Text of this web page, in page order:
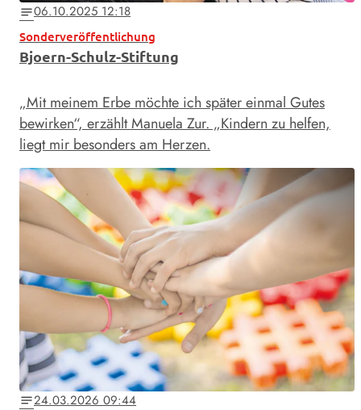
notes06.10.2025 12:18
Sonderveröffentlichung
Bjoern-Schulz-Stiftung
„Mit meinem Erbe möchte ich später einmal Gutes
bewirken“, erzählt Manuela Zur. „Kindern zu helfen,
liegt mir besonders am Herzen.
notes24.03.2026 09:44